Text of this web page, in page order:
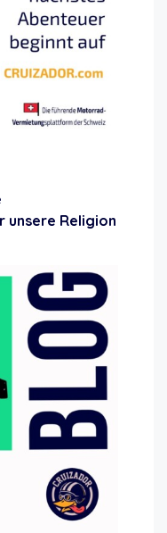
unsere Religion